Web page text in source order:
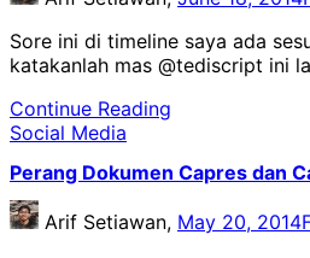
Sore ini di timeline saya ada
katakanlah mas @tediscript ini
Continue Reading
Social Media
Perang Dokumen Capres dan
Arif Setiawan, May 20, 2014